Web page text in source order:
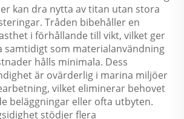
kan dra nytta av titan utan stora
Tråden bibehåller en
i förhållande till vikt, vilket ger
samtidigt som materialanvändning
hålls minimala. Dess
är ovärderlig i marina miljöer
vilket eliminerar behovet
beläggningar eller ofta utbyten.
stödjer flera